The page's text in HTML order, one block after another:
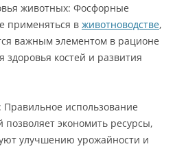
животных: Фосфорные
применяться в животноводстве,
важным элементом в рационе
здоровья костей и развития
Правильное использование
экономить ресурсы,
улучшению урожайности и